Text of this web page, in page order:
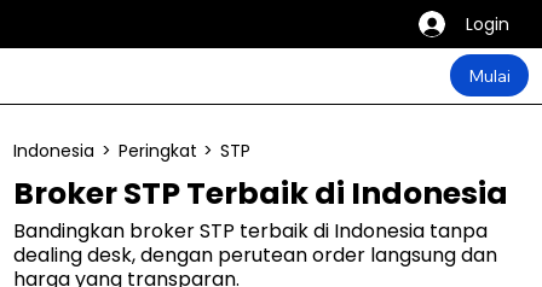
Login
Mulai
Broker STP Terbaik di Indonesia
Bandingkan broker STP terbaik di Indonesia tanpa
dealing desk, dengan perutean order langsung dan
harga yang transparan.
Indonesia > Peringkat > STP